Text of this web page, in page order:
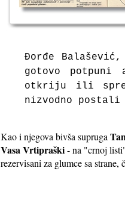
Đorđe
gotovo
otkriju ili
nizvodno
Kao i njegova bivša supruga
Vasa Vrtipraški- na "crnoj
rezervisani za glumce sa